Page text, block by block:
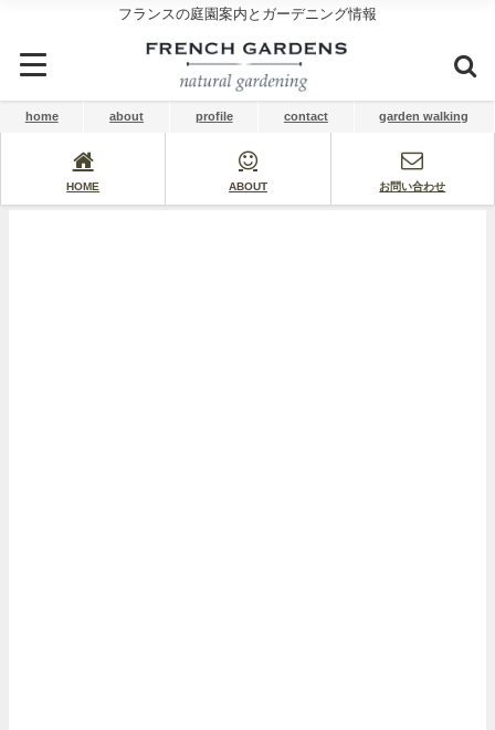
フランスの庭園案内とガーデニング情報
home about profile contact garden walking
HOME ABOUT お問い合わせ